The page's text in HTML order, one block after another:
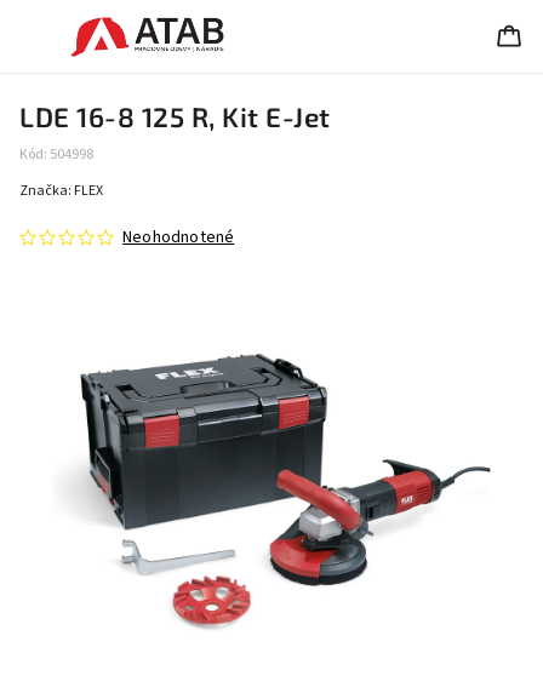
LDE 16-8 125 R, Kit E-Jet
Kód: 504998
Neohodnotené
Značka: FLEX